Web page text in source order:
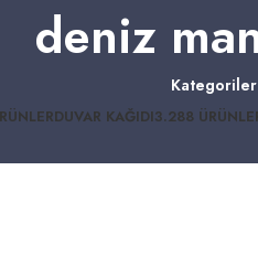
deniz
Kategoriler
DUVAR KAĞIDI3.288